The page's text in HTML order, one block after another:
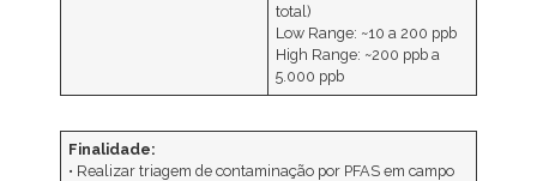
total)
Low Range: ~10 a 200 ppb
High Range: ~200 ppb a
5.000 ppb
Finalidade:
• Realizar triagem de contaminação por PFAS em campo